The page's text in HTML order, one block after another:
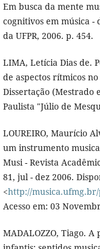
Em busca da mente
cognitivos em música
da UFPR, 2006. p. 454.
LIMA, Letícia Dias de.
de aspectos rítmicos
Dissertação (Mestrado
Paulista "Júlio de
LOUREIRO, Maurício
um instrumento
Musi - Revista
81, jul - dez 2006.
<http://
Acesso em: 03
MADALOZZO, Tiago.